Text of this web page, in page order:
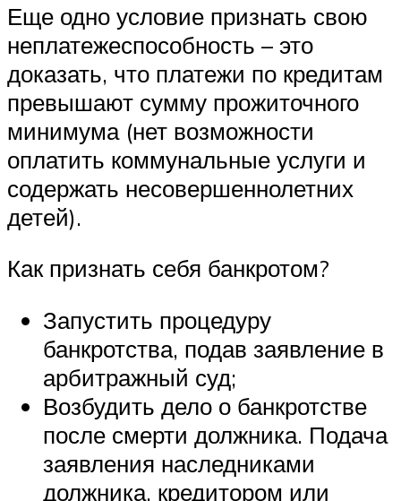
Еще одно условие признать свою
неплатежеспособность – это
доказать, что платежи по кредитам
превышают сумму прожиточного
минимума (нет возможности
оплатить коммунальные услуги и
содержать несовершеннолетних
детей).
Как признать себя банкротом?
Запустить процедуру
банкротства, подав заявление в
арбитражный суд;
Возбудить дело о банкротстве
после смерти должника. Подача
заявления наследниками
должника, кредитором или